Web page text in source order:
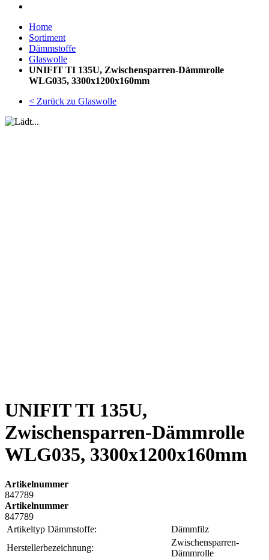
Home
Sortiment
Dämmstoffe
Glaswolle
UNIFIT TI 135U, Zwischensparren-Dämmrolle
WLG035, 3300x1200x160mm
< Zurück zu Glaswolle
UNIFIT TI 135U,
Zwischensparren-Dämmrolle
WLG035, 3300x1200x160mm
Artikelnummer
847789
Artikelnummer
847789
Artikeltyp Dämmstoffe:
Dämmfilz
Herstellerbezeichnung:
Zwischensparren-
Dämmrolle